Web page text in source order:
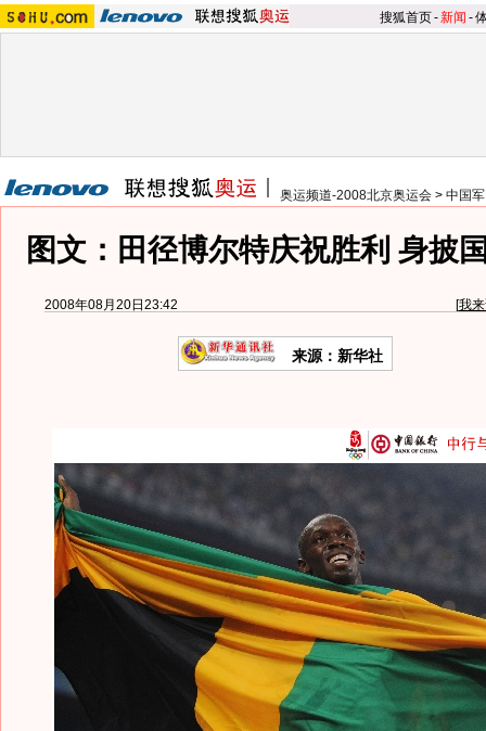
搜狐首页-新闻 -
奥运频道-2008北京奥运会 > 中国
图文：田径博尔特庆祝胜利 身披
2008年08月20日23:42 [我
来源：新华社